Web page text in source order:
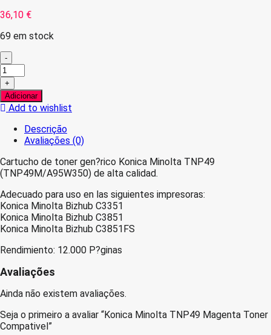
36,10 €
69 em stock
-
Quantidade
de
Konica
Minolta
TNP49
Magenta
Toner
+
Adicionar
Add to wishlist
Descrição
Avaliações (0)
Cartucho de toner gen?rico Konica Minolta TNP49
(TNP49M/A95W350) de alta calidad.
Adecuado para uso en las siguientes impresoras:
Konica Minolta Bizhub C3351
Konica Minolta Bizhub C3851
Konica Minolta Bizhub C3851FS
Rendimiento: 12.000 P?ginas
Avaliações
Ainda não existem avaliações.
Seja o primeiro a avaliar “Konica Minolta TNP49 Magenta Toner
Compativel”